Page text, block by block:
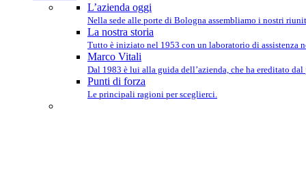
L’azienda oggi
Nella sede alle porte di Bologna assembliamo i nostri
La nostra storia
Tutto è iniziato nel 1953 con un laboratorio di assistenza
Marco Vitali
Dal 1983 è lui alla guida dell’azienda, che ha ereditato
Punti di forza
Le principali ragioni per sceglierci.